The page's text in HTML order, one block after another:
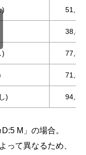
)
)
)
M」の場合。
って異なるため、